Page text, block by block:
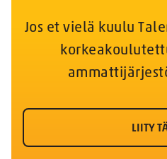
Jos et vielä kuulu
LIITY